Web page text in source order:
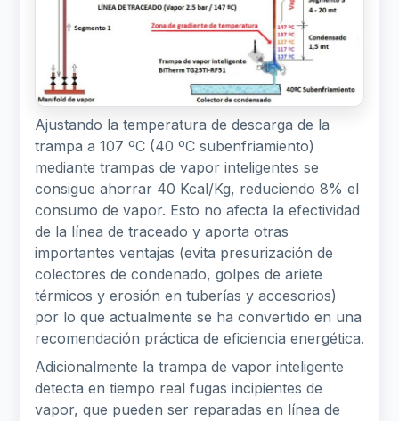
Ajustando la temperatura de descarga de la
trampa a 107 ºC (40 ºC subenfriamiento)
mediante trampas de vapor inteligentes se
consigue ahorrar 40 Kcal/Kg, reduciendo 8% el
consumo de vapor. Esto no afecta la efectividad
de la línea de traceado y aporta otras
importantes ventajas (evita presurización de
colectores de condenado, golpes de ariete
térmicos y erosión en tuberías y accesorios)
por lo que actualmente se ha convertido en una
recomendación práctica de eficiencia energética.
Adicionalmente la trampa de vapor inteligente
detecta en tiempo real fugas incipientes de
vapor, que pueden ser reparadas en línea de